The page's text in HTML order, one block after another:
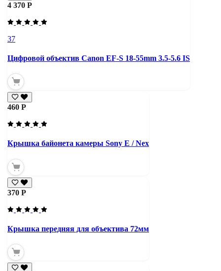
4 370 Р
37
Цифровой объектив Canon EF-S 18-55mm 3.5-5.6 IS
460 Р
Крышка байонета камеры Sony E / Nex
370 Р
Крышка передняя для объектива 72мм